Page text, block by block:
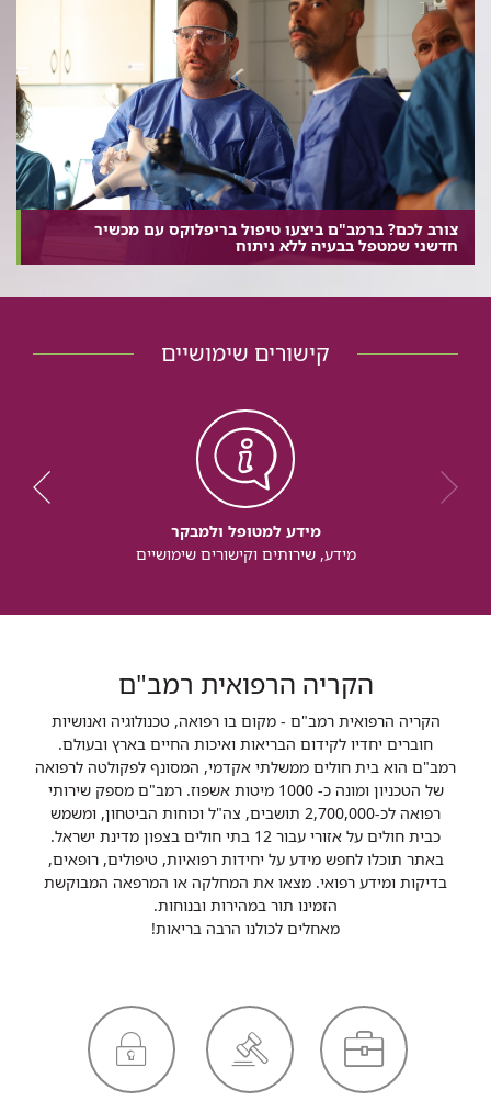
צורב לכם? ברמב"ם ביצעו טיפול בריפלוקס עם מכשיר
חדשני שמטפל בבעיה ללא ניתוח
קישורים שימושיים
מידע למטופל ולמבקר
מידע, שירותים וקישורים שימושיים
הקריה הרפואית רמב"ם
הקריה הרפואית רמב"ם - מקום בו רפואה, טכנולוגיה ואנושיות
חוברים יחדיו לקידום הבריאות ואיכות החיים בארץ ובעולם.
רמב"ם הוא בית חולים ממשלתי אקדמי, המסונף לפקולטה לרפואה
של הטכניון ומונה כ- 1000 מיטות אשפוז. רמב"ם מספק שירותי
רפואה לכ-2,700,000 תושבים, צה"ל וכוחות הביטחון, ומשמש
כבית חולים על אזורי עבור 12 בתי חולים בצפון מדינת ישראל.
באתר תוכלו לחפש מידע על יחידות רפואיות, טיפולים, רופאים,
בדיקות ומידע רפואי. מצאו את המחלקה או המרפאה המבוקשת
הזמינו תור במהירות ובנוחות.
מאחלים לכולנו הרבה בריאות!